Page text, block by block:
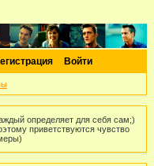
Войти
определяет для себя сам;)
приветствуются чувство